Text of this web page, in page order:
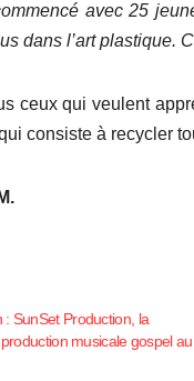
avec 25
dans l’art plastique.
ceux qui veulent
consiste à recycler
SunSet Production, la
musicale gospel au